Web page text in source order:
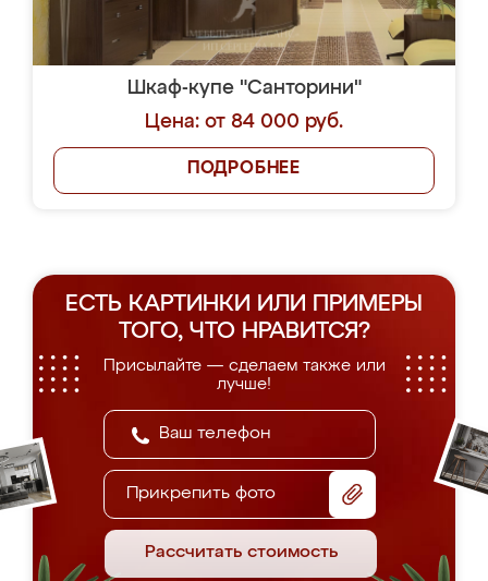
Шкаф-купе "Санторини"
Цена: от 84 000 руб.
ПОДРОБНЕЕ
ЕСТЬ КАРТИНКИ ИЛИ ПРИМЕРЫ
ТОГО, ЧТО НРАВИТСЯ?
Присылайте — сделаем также или
лучше!
Прикрепить фото
Рассчитать стоимость